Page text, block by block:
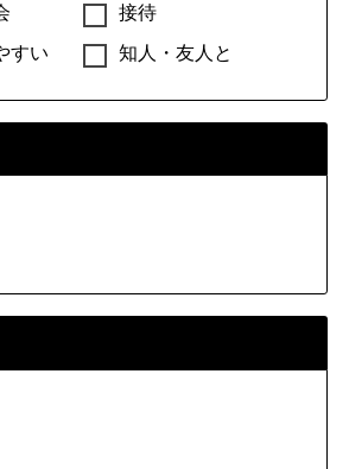
接待
すい
知人・友人と